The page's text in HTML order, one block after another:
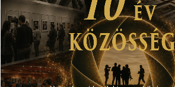
A nevem, email címem, és
böngészőben a következő